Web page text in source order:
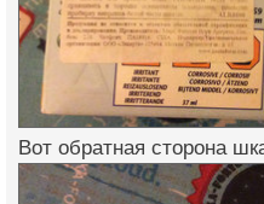
Вот обратная сторона